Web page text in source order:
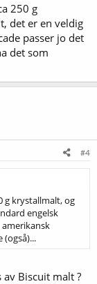
250 g
det er en veldig
passer jo det
det som
#4
g krystallmalt, og
engelsk
amerikansk
(også)...
Biscuit malt ?